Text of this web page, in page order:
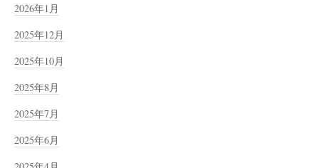
2026年1月
2025年12月
2025年10月
2025年8月
2025年7月
2025年6月